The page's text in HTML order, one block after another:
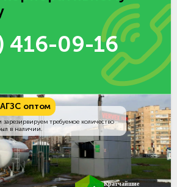
416-09-16
оптом
требуемое количество
в наличии.
Кратчайшие